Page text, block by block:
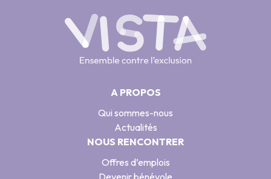
A PROPOS
Qui sommes-nous
Actualités
NOUS RENCONTRER
Offres d’emplois